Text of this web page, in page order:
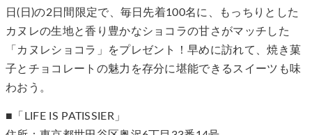
日(日)の2日間限定で、毎日先着100名に、もっちりとした
カヌレの生地と香り豊かなショコラの甘さがマッチした
「カヌレショコラ」をプレゼント！早めに訪れて、焼き菓
子とチョコレートの魅力を存分に堪能できるスイーツも味
わおう。
■「LIFE IS PATISSIER」